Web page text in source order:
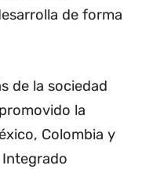
de forma
de la sociedad
la
Colombia y